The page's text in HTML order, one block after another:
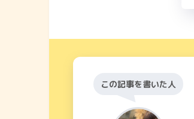
この記事を書いた人